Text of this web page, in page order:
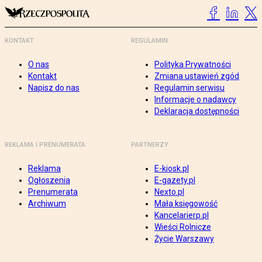
KONTAKT
O nas
Kontakt
Napisz do nas
REGULAMIN
Polityka Prywatności
Zmiana ustawień zgód
Regulamin serwisu
Informacje o nadawcy
Deklaracja dostępności
REKLAMA I PRENUMERATA
Reklama
Ogłoszenia
Prenumerata
Archiwum
PARTNERZY
E-kiosk.pl
E-gazety.pl
Nexto.pl
Mała księgowość
Kancelarierp.pl
Wieści Rolnicze
Życie Warszawy